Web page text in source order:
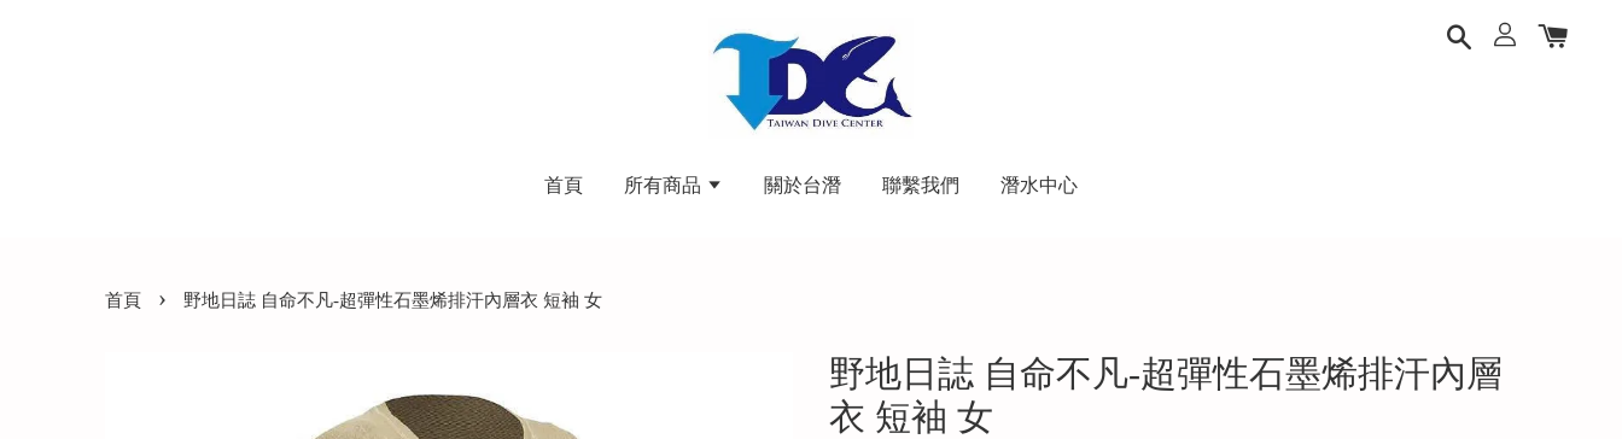
首頁 所有商品 關於台潛 聯繫我們 潛水中心
首頁 › 野地日誌 自命不凡-超彈性石墨烯排汗內層衣 短袖 女
野地日誌 自命不凡-超彈性石墨烯排汗內層
衣 短袖 女